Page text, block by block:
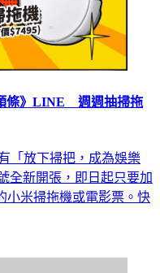
條》LINE 週週抽掃拖
「放下掃把，成為娛樂
全新開張，即日起只要加
小米掃拖機或電影票。快